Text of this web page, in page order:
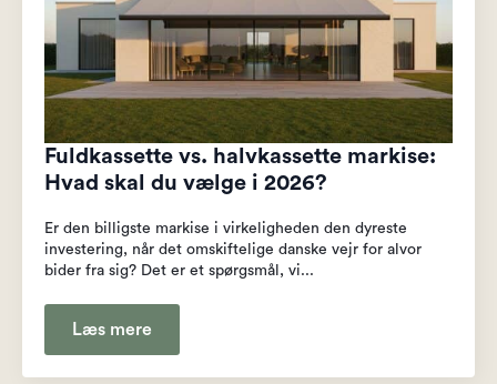
Fuldkassette vs. halvkassette markise:
Hvad skal du vælge i 2026?
Er den billigste markise i virkeligheden den dyreste
investering, når det omskiftelige danske vejr for alvor
bider fra sig? Det er et spørgsmål, vi...
Læs mere